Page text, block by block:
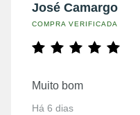
José Camargo
COMPRA VERIFICADA
Muito bom
Há 6 dias